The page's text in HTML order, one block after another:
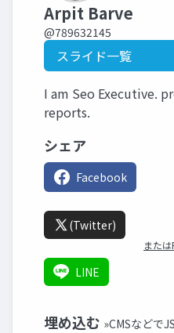
Arpit Barve
@789632145
スライド一覧
I am Seo Executive.
reports.
シェア
Facebook
(Twitter)
また
LINE
埋め込む »CMSなどで